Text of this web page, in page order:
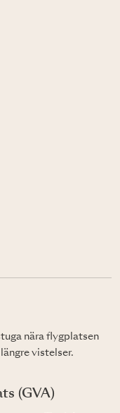
nära flygplatsen
vistelser.
(GVA)